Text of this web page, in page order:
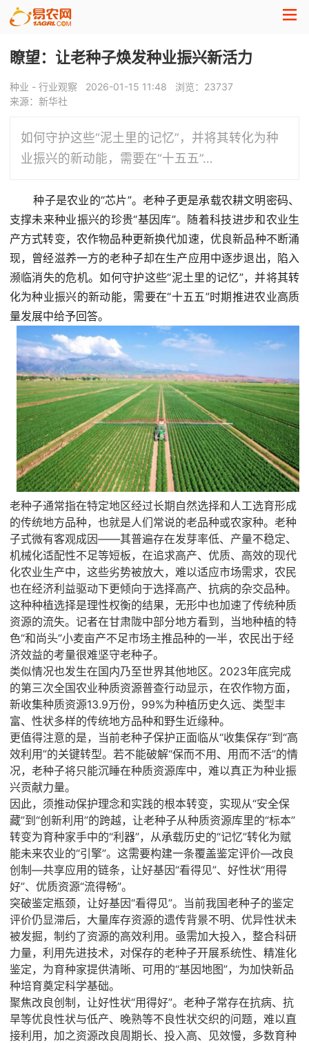
瞭望：让老种子焕发种业振兴新活力
种业 - 行业观察 2026-01-15 11:48 浏览： 23737
来源：新华社
如何守护这些“泥土里的记忆”，并将其转化为种
业振兴的新动能，需要在“十五五”…
种子是农业的“芯片”。老种子更是承载农耕文明密码、
支撑未来种业振兴的珍贵“基因库”。随着科技进步和农业生
产方式转变，农作物品种更新换代加速，优良新品种不断涌
现，曾经滋养一方的老种子却在生产应用中逐步退出，陷入
濒临消失的危机。如何守护这些“泥土里的记忆”，并将其转
化为种业振兴的新动能，需要在“十五五”时期推进农业高质
量发展中给予回答。
老种子通常指在特定地区经过长期自然选择和人工选育形成
的传统地方品种，也就是人们常说的老品种或农家种。老种
子式微有客观成因——其普遍存在发芽率低、产量不稳定、
机械化适配性不足等短板，在追求高产、优质、高效的现代
化农业生产中，这些劣势被放大，难以适应市场需求，农民
也在经济利益驱动下更倾向于选择高产、抗病的杂交品种。
这种种植选择是理性权衡的结果，无形中也加速了传统种质
资源的流失。记者在甘肃陇中部分地方看到，当地种植的特
色“和尚头”小麦亩产不足市场主推品种的一半，农民出于经
济效益的考量很难坚守老种子。
类似情况也发生在国内乃至世界其他地区。2023年底完成
的第三次全国农业种质资源普查行动显示，在农作物方面，
新收集种质资源13.9万份，99%为种植历史久远、类型丰
富、性状多样的传统地方品种和野生近缘种。
更值得注意的是，当前老种子保护正面临从“收集保存”到“高
效利用”的关键转型。若不能破解“保而不用、用而不活”的情
况，老种子将只能沉睡在种质资源库中，难以真正为种业振
兴贡献力量。
因此，须推动保护理念和实践的根本转变，实现从“安全保
藏”到“创新利用”的跨越，让老种子从种质资源库里的“标本”
转变为育种家手中的“利器”，从承载历史的“记忆”转化为赋
能未来农业的“引擎”。这需要构建一条覆盖鉴定评价—改良
创制—共享应用的链条，让好基因“看得见”、好性状“用得
好”、优质资源“流得畅”。
突破鉴定瓶颈，让好基因“看得见”。当前我国老种子的鉴定
评价仍显滞后，大量库存资源的遗传背景不明、优异性状未
被发掘，制约了资源的高效利用。亟需加大投入，整合科研
力量，利用先进技术，对保存的老种子开展系统性、精准化
鉴定，为育种家提供清晰、可用的“基因地图”，为加快新品
种培育奠定科学基础。
聚焦改良创制，让好性状“用得好”。老种子常存在抗病、抗
旱等优良性状与低产、晚熟等不良性状交织的问题，难以直
接利用，加之资源改良周期长、投入高、见效慢，多数育种